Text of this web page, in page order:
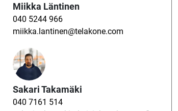
Miikka Läntinen
040 5244 966
miikka.lantinen@telakone.com
Sakari Takamäki
040 7161 514